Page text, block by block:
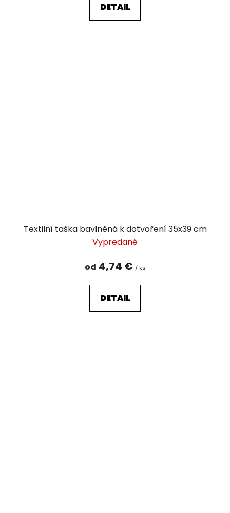
DETAIL
Textilní taška bavlněná k dotvoření 35x39 cm
Vypredané
od 4,74 € / ks
DETAIL